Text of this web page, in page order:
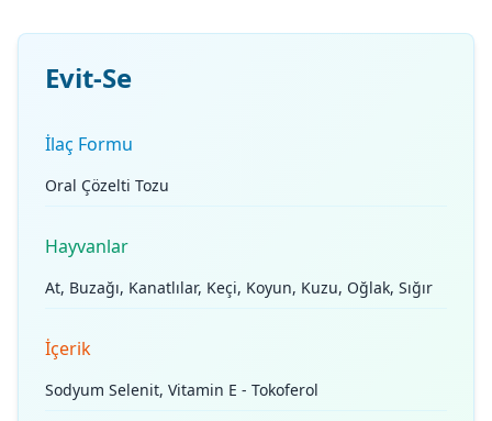
Evit-Se
İlaç Formu
Oral Çözelti Tozu
Hayvanlar
At, Buzağı, Kanatlılar, Keçi, Koyun, Kuzu, Oğlak, Sığır
İçerik
Sodyum Selenit, Vitamin E - Tokoferol